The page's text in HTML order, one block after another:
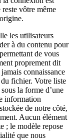
vôtre même
les utilisateurs
à du contenu pour
de vous
proprement dit
connaissance
du fichier. Votre liste
la forme d’une
information
de notre côté,
Aucun élément
; le modèle repose
que nous